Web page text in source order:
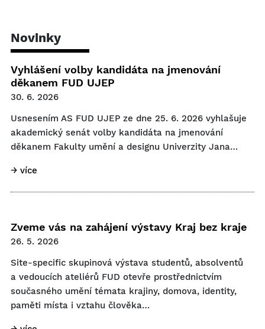
Novinky
Vyhlášení volby kandidáta na jmenování
děkanem FUD UJEP
30. 6. 2026
Usnesením AS FUD UJEP ze dne 25. 6. 2026 vyhlašuje
akademický senát volby kandidáta na jmenování
děkanem Fakulty umění a designu Univerzity Jana…
→ více
Zveme vás na zahájení výstavy Kraj bez kraje
26. 5. 2026
Site-specific skupinová výstava studentů, absolventů
a vedoucích ateliérů FUD otevře prostřednictvím
současného umění témata krajiny, domova, identity,
paměti místa i vztahu člověka…